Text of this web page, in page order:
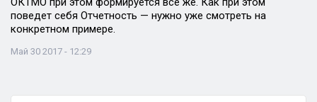
поведет себя Отчетность — нужно уже смотреть на
конкретном примере.
Май 30 2017 - 12:29